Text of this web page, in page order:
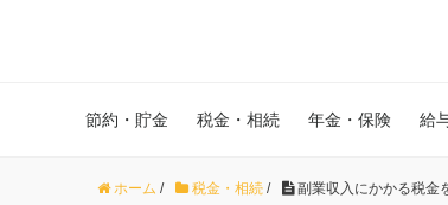
節約・貯金 税金・相続 年金・保険 給
ホーム / 税金・相続 / 副業収入にかかる税金